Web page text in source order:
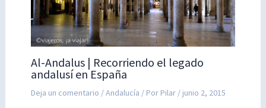
Al-Andalus | Recorriendo el legado
andalusí en España
Deja un comentario /Andalucía / Por Pilar / junio 2, 2015